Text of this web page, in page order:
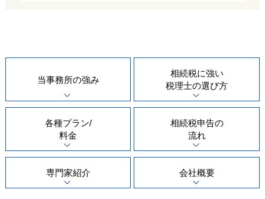
当事務所の強み
相続税に強い
税理士の選び方
各種プラン/
料金
相続税申告の
流れ
専門家紹介 会社概要